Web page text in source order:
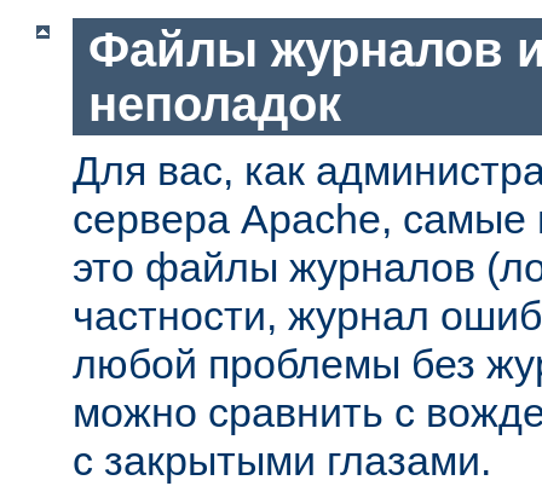
Файлы журналов
неполадок
Для вас, как
сервера Apache,
это файлы журналов
частности, журнал
любой проблемы без
можно сравнить с
с закрытыми глазами.